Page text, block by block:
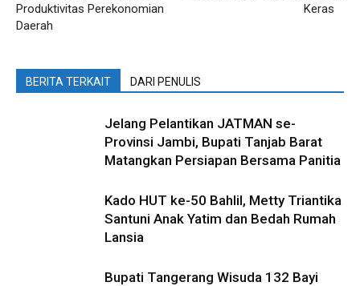
Produktivitas Perekonomian
Daerah
Keras
BERITA TERKAIT DARI PENULIS
Jelang Pelantikan JATMAN se-
Provinsi Jambi, Bupati Tanjab Barat
Matangkan Persiapan Bersama Panitia
Kado HUT ke-50 Bahlil, Metty Triantika
Santuni Anak Yatim dan Bedah Rumah
Lansia
Bupati Tangerang Wisuda 132 Bayi